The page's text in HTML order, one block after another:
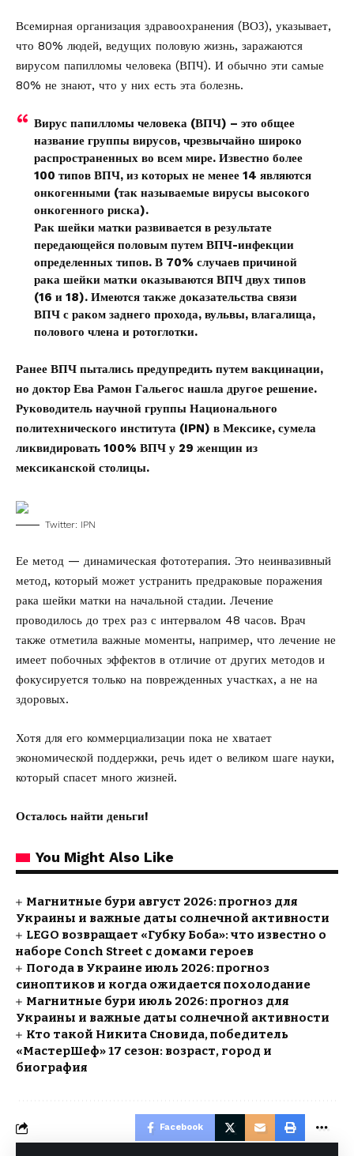
Всемирная организация здравоохранения (ВОЗ), указывает,
что 80% людей, ведущих половую жизнь, заражаются
вирусом папилломы человека (ВПЧ). И обычно эти самые
80% не знают, что у них есть эта болезнь.
Вирус папилломы человека (ВПЧ) – это общее
название группы вирусов, чрезвычайно широко
распространенных во всем мире. Известно более
100 типов ВПЧ, из которых не менее 14 являются
онкогенными (так называемые вирусы высокого
онкогенного риска).
Рак шейки матки развивается в результате
передающейся половым путем ВПЧ-инфекции
определенных типов. В 70% случаев причиной
рака шейки матки оказываются ВПЧ двух типов
(16 и 18). Имеются также доказательства связи
ВПЧ с раком заднего прохода, вульвы, влагалища,
полового члена и ротоглотки.
Ранее ВПЧ пытались предупредить путем вакцинации,
но доктор Ева Рамон Гальегос нашла другое решение.
Руководитель научной группы Национального
политехнического института (IPN) в Мексике, сумела
ликвидировать 100% ВПЧ у 29 женщин из
мексиканской столицы.
Twitter: IPN
Ее метод — динамическая фототерапия. Это неинвазивный
метод, который может устранить предраковые поражения
рака шейки матки на начальной стадии. Лечение
проводилось до трех раз с интервалом 48 часов. Врач
также отметила важные моменты, например, что лечение не
имеет побочных эффектов в отличие от других методов и
фокусируется только на поврежденных участках, а не на
здоровых.
Хотя для его коммерциализации пока не хватает
экономической поддержки, речь идет о великом шаге науки,
который спасет много жизней.
Осталось найти деньги!
You Might Also Like
Магнитные бури август 2026: прогноз для
Украины и важные даты солнечной активности
LEGO возвращает «Губку Боба»: что известно о
наборе Conch Street с домами героев
Погода в Украине июль 2026: прогноз
синоптиков и когда ожидается похолодание
Магнитные бури июль 2026: прогноз для
Украины и важные даты солнечной активности
Кто такой Никита Сновида, победитель
«МастерШеф» 17 сезон: возраст, город и
биография
Facebook